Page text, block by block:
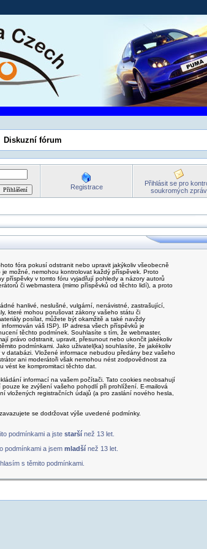
Diskuzní fórum
Registrace
Přihlásit se pro
soukromých zpráv
fóra pokusí odstranit nebo upravit jakýkoliv všeobecně
možné, nemohou kontrolovat každý příspěvek. Proto
příspěvky v tomto fóru vyjadřují pohledy a názory autorů
či webmastera (mimo příspěvků od těchto lidí), a proto
hanlivé, neslušné, vulgární, nenávistné, zastrašující,
které mohou porušovat zákony vašeho státu či
posílat, můžete být okamžitě a také navždy
váš ISP). IP adresa všech příspěvků je
těchto podmínek. Souhlasíte s tím, že webmaster,
právo odstranit, upravit, přesunout nebo ukončit jakékoliv
podmínkami. Jako uživatel(ka) souhlasíte, že jakékoliv
databázi. Vložené informace nebudou předány bez vašeho
ani moderátoři však nemohou nést zodpovědnost za
vést ke kompromitaci těchto dat.
informací na vašem počítači. Tato cookies neobsahují
ke zvýšení vašeho pohodlí při prohlížení. E-mailová
vložených registračních údajů (a pro zaslání nového hesla,
se dodržovat výše uvedené podmínky.
podmínkami a jste starší než 13 let.
podmínkami a jsem mladší než 13 let.
s těmito podmínkami.